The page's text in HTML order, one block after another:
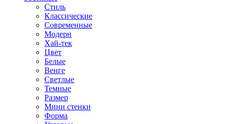
Стиль
Классические
Современные
Модерн
Хай-тек
Цвет
Белые
Венге
Светлые
Темные
Размер
Мини стенки
Форма